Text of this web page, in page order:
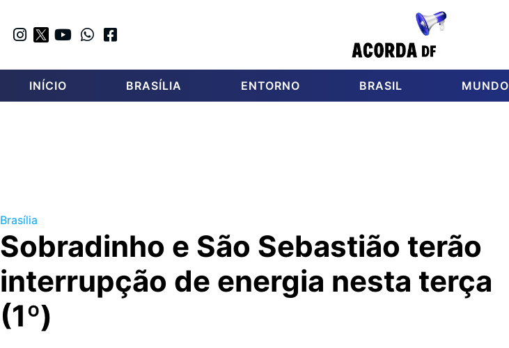
INÍCIO BRASÍLIA ENTORNO BRASIL MUNDO
Brasília
Sobradinho e São Sebastião terão
interrupção de energia nesta terça
(1º)